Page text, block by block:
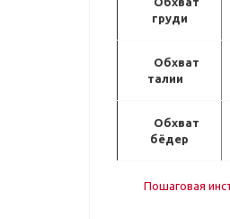
груди
Обхват
талии
Обхват
бёдер
Пошаговая